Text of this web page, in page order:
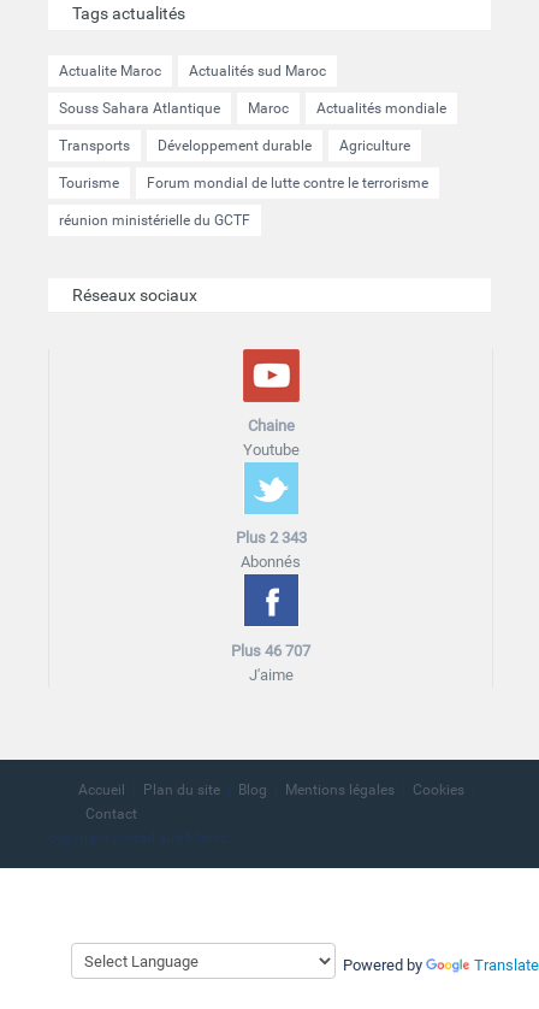
Powered by Translate
Tags actualités
Actualite Maroc Actualités sud Maroc
Souss Sahara Atlantique Maroc Actualités mondiale
Transports Développement durable Agriculture
Tourisme Forum mondial de lutte contre le terrorisme
réunion ministérielle du GCTF
Réseaux sociaux
Chaine
Youtube
Plus 2 343
Abonnés
Plus 46 707
J'aime
Accueil Plan du site Blog Mentions légales
Cookies
Contact